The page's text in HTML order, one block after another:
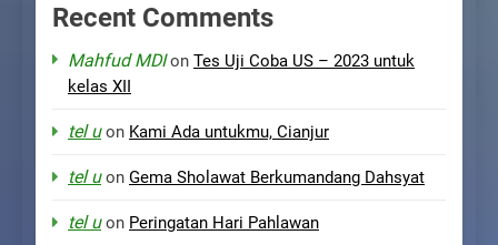
Recent Comments
Mahfud MDIon Tes Uji Coba US – 2023 untuk
kelas XII
tel uon Kami Ada untukmu, Cianjur
tel uon Gema Sholawat Berkumandang Dahsyat
tel uon Peringatan Hari Pahlawan